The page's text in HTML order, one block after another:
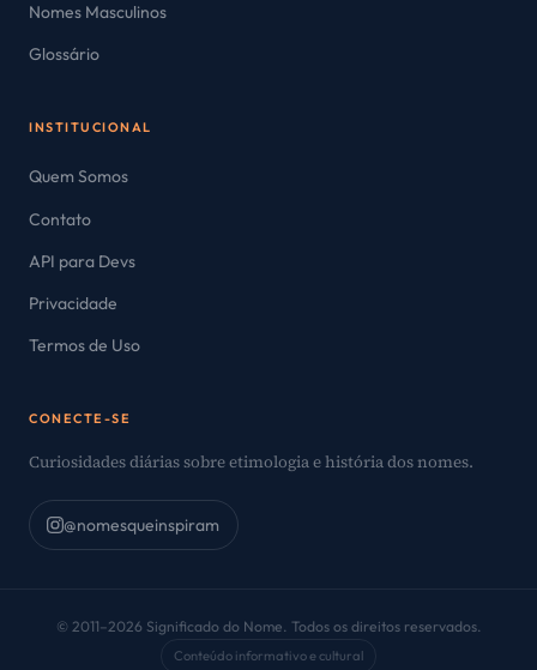
Nomes Masculinos
Glossário
INSTITUCIONAL
Quem Somos
Contato
API para Devs
Privacidade
Termos de Uso
CONECTE-SE
Curiosidades diárias sobre etimologia e história dos nomes.
@nomesqueinspiram
© 2011–2026 Significado do Nome. Todos os direitos reservados.
Conteúdo informativo e cultural